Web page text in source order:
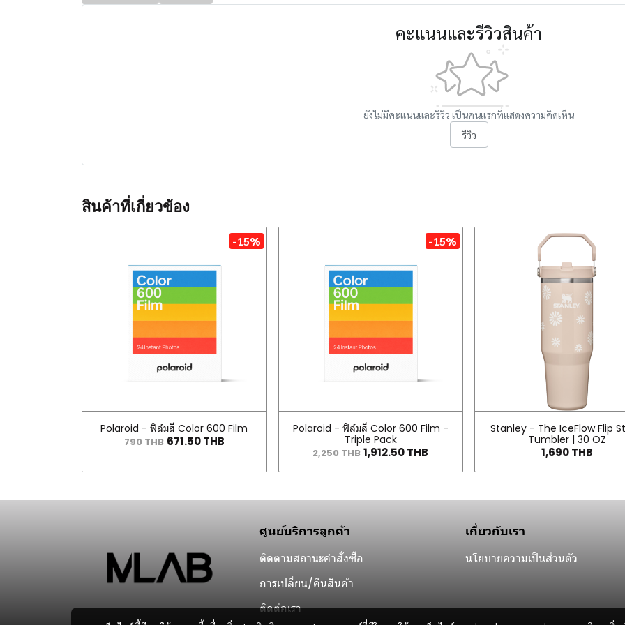
คะแนนและรีวิวสินค้า
ยังไม่มีคะแนนและรีวิว เป็นคนแรกที่แสดงความคิดเห็น
รีวิว
สินค้าที่เกี่ยวข้อง
-15%
Polaroid - ฟิล์มสี Color 600 Film
790 THB 671.50 THB
-15%
Polaroid - ฟิล์มสี Color 600 Film -
Triple Pack
2,250 THB 1,912.50 THB
Stanley - The IceFlow Flip
Tumbler | 30 OZ
1,690 THB
ศูนย์บริการลูกค้า
ติดตามสถานะคำสั่งซื้อ
การเปลี่ยน/คืนสินค้า
ติดต่อเรา
เกี่ยวกับเรา
นโยบายความเป็นส่วนตัว